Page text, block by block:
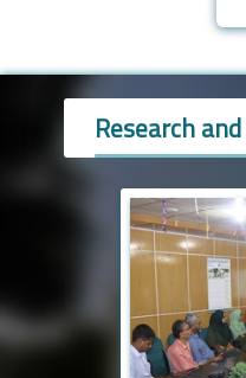
Research